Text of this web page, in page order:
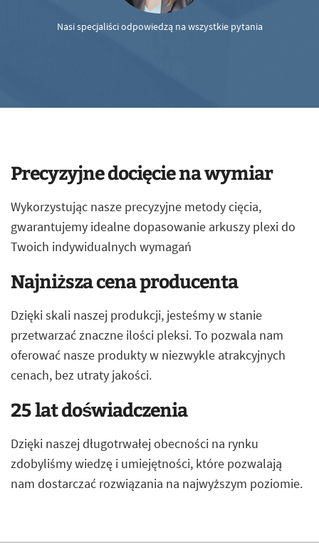
Nasi specjaliści odpowiedzą na wszystkie pytania
Precyzyjne docięcie na wymiar
Wykorzystując nasze precyzyjne metody cięcia,
gwarantujemy idealne dopasowanie arkuszy plexi do
Twoich indywidualnych wymagań
Najniższa cena producenta
Dzięki skali naszej produkcji, jesteśmy w stanie
przetwarzać znaczne ilości pleksi. To pozwala nam
oferować nasze produkty w niezwykle atrakcyjnych
cenach, bez utraty jakości.
25 lat doświadczenia
Dzięki naszej długotrwałej obecności na rynku
zdobyliśmy wiedzę i umiejętności, które pozwalają
nam dostarczać rozwiązania na najwyższym poziomie.